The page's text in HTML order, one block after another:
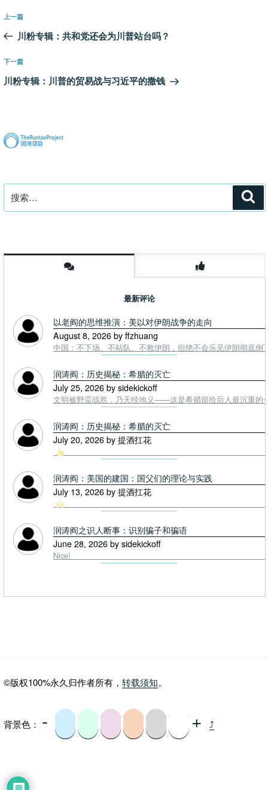
文
导
航
上
一
文
章
上一篇
川粉专辑：共和党还会为川普站台吗？
下
一
下一篇
川粉专辑：川普的贸易战与习近平的撒钱
索：
最新评论
以老阎的思维推演：美以对伊朗战争的走向
August 8, 2026 by ffzhuang
中国：不下场、不站队、不救伊朗，但绝不会乐见伊朗彻底
润涛阎：历史揭秘：希腊的灭亡
July 25, 2026 by sidekickoff
文明被野蛮战胜，乃天经地义——这是希腊留给后人最沉重的
润涛阎：历史揭秘：希腊的灭亡
July 20, 2026 by 提酒扛花
润涛阎：美国的建国：国父们的理论与实践
July 13, 2026 by 提酒扛花
润涛阎之识人断事：识别骗子和骗语
June 28, 2026 by sidekickoff
Nice!
©版权100%永久归作者所有， 转载须知。
背景色： - + ⤴